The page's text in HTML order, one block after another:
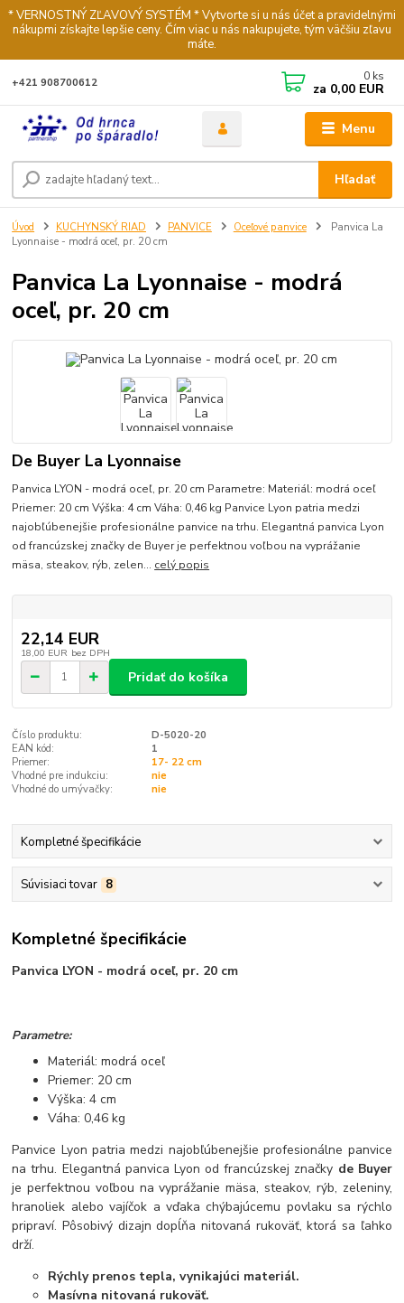
* VERNOSTNÝ ZĽAVOVÝ SYSTÉM * Vytvorte si u nás účet a pravidelnými
nákupmi získajte lepšie ceny. Čím viac u nás nakupujete, tým väčšiu zľavu
máte.
Menu
Hľadať
+421 908700612 0 ks
za 0,00 EUR
Úvod KUCHYNSKÝ RIAD PANVICE Oceľové panvice
Panvica La
Lyonnaise - modrá oceľ, pr. 20 cm
Panvica La Lyonnaise - modrá
oceľ, pr. 20 cm
De Buyer La Lyonnaise
Panvica LYON - modrá oceľ, pr. 20 cm Parametre: Materiál: modrá oceľ
Priemer: 20 cm Výška: 4 cm Váha: 0,46 kg Panvice Lyon patria medzi
najobľúbenejšie profesionálne panvice na trhu. Elegantná panvica Lyon
od francúzskej značky de Buyer je perfektnou voľbou na vyprážanie
mäsa, steakov, rýb, zelen... celý popis
22,14 EUR
18,00 EUR bez DPH
Pridať do košíka
Číslo produktu:
D-5020-20
EAN kód:
1
Priemer:
17- 22 cm
Vhodné pre indukciu:
nie
Vhodné do umývačky:
nie
Kompletné špecifikácie
Súvisiaci tovar 8
Kompletné špecifikácie
Panvica LYON - modrá oceľ, pr. 20 cm
Parametre:
Materiál: modrá oceľ
Priemer: 20 cm
Výška: 4 cm
Váha: 0,46 kg
Panvice Lyon patria medzi najobľúbenejšie profesionálne panvice
na trhu. Elegantná panvica Lyon od francúzskej značky de Buyer
je perfektnou voľbou na vyprážanie mäsa, steakov, rýb, zeleniny,
hranoliek alebo vajíčok a vďaka chýbajúcemu povlaku sa rýchlo
pripraví. Pôsobivý dizajn dopĺňa nitovaná rukoväť, ktorá sa ľahko
drží.
Rýchly prenos tepla, vynikajúci materiál.
Masívna nitovaná rukoväť.